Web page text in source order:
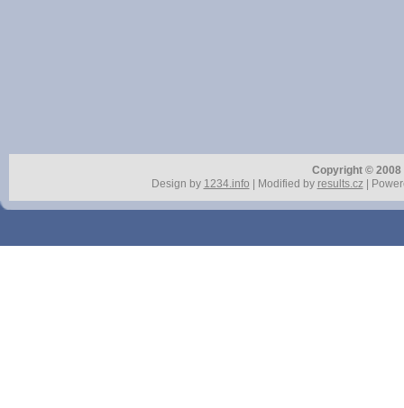
Copyright ©
Design by 1234.info | Modified by results.cz|